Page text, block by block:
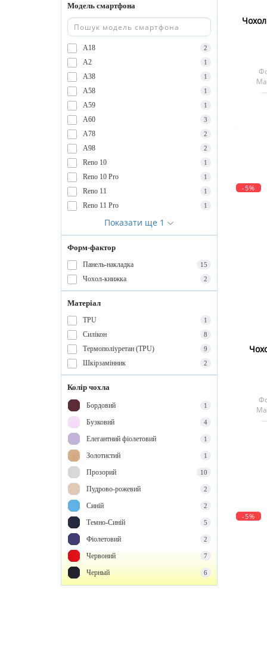
Модель смартфона
A18 2
A2 1
A38 1
A58 1
A59 1
A60 3
A78 2
A98 2
Reno 10 1
Reno 10 Pro 1
Reno 11 1
Reno 11 Pro 1
Показати ще 1
Форм-фактор
Панель-накладка 15
Чохол-книжка 2
Матеріал
TPU 1
Силікон 8
Термополіуретан (TPU) 9
Шкірзамінник 2
Колір чохла
Бордовий 1
Бузковий 4
Елегантний фіолетовий 1
Золотистий 1
Прозорий 10
Пудрово-рожевий 2
Синій 2
Темно-Синій 5
Фіолетовий 2
Червоний 7
Черный 6
-5%
-5%